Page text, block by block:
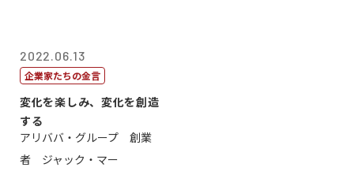
2022.06.13
企業家たちの金言
変化を楽しみ、変化を創造
する
アリババ・グループ 創業
者 ジャック・マー